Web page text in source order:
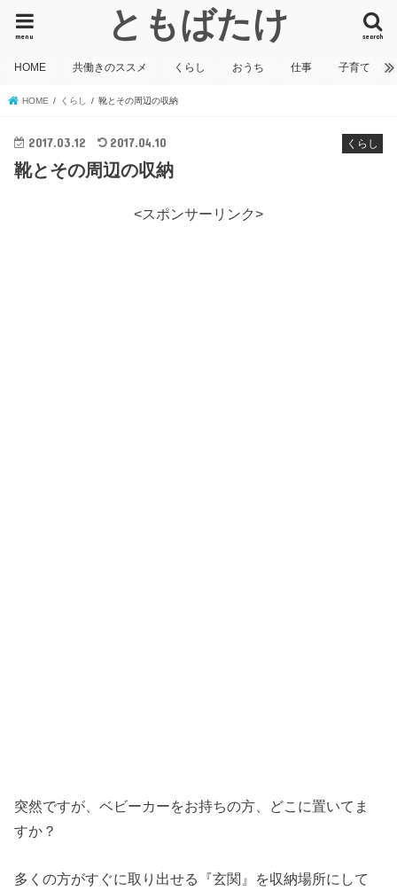
ともばたけ search
menu
HOME 共働きのススメ くらし おうち 仕事 子育て
HOME くらし 靴とその周辺の収納
くらし
2017.03.12 2017.04.10
靴とその周辺の収納
<スポンサーリンク>
突然ですが、ベビーカーをお持ちの方、どこに置いてま
すか？
多くの方がすぐに取り出せる『玄関』を収納場所にして